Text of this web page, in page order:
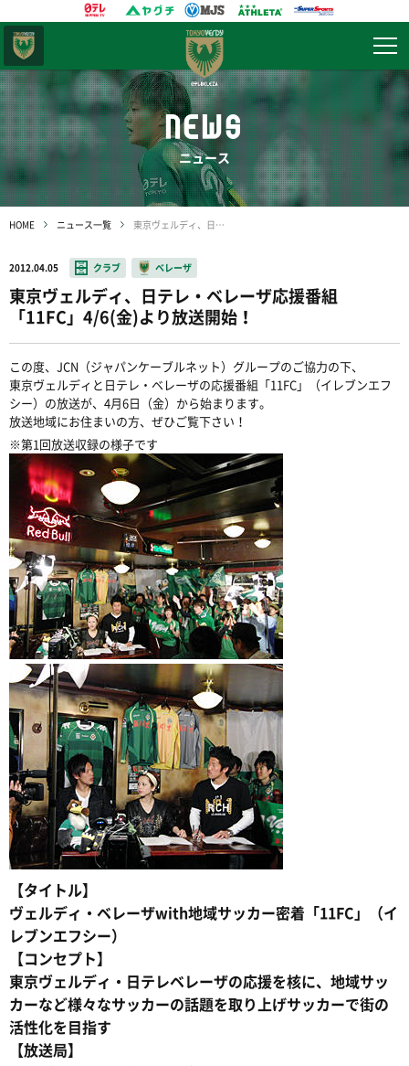
NEWS
ニュース
HOME ニュース一覧 東京ヴェルディ、日テレ・ベレーザ応援番組「11FC」4/6(金)より放送開始！
2012.04.05 クラブ ベレーザ
東京ヴェルディ、日テレ・ベレーザ応援番組
「11FC」4/6(金)より放送開始！
この度、JCN（ジャパンケーブルネット）グループのご協力の下、
東京ヴェルディと日テレ・ベレーザの応援番組「11FC」（イレブンエフ
シー）の放送が、4月6日（金）から始まります。
放送地域にお住まいの方、ぜひご覧下さい！
※第1回放送収録の様子です
【タイトル】
ヴェルディ・ベレーザwith地域サッカー密着「11FC」（イ
レブンエフシー）
【コンセプト】
東京ヴェルディ・日テレベレーザの応援を核に、地域サッ
カーなど様々なサッカーの話題を取り上げサッカーで街の
活性化を目指す
【放送局】